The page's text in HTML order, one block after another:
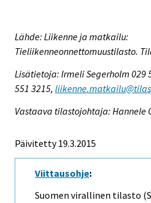
Lähde: Liikenne ja matkailu:
Tieliikenneonnettomuustilasto.
Lisätietoja: Irmeli Segerholm 029
551 3215,
Vastaava tilastojohtaja: Hannele
Päivitetty 19.3.2015
Viittausohje:
Suomen virallinen tilasto